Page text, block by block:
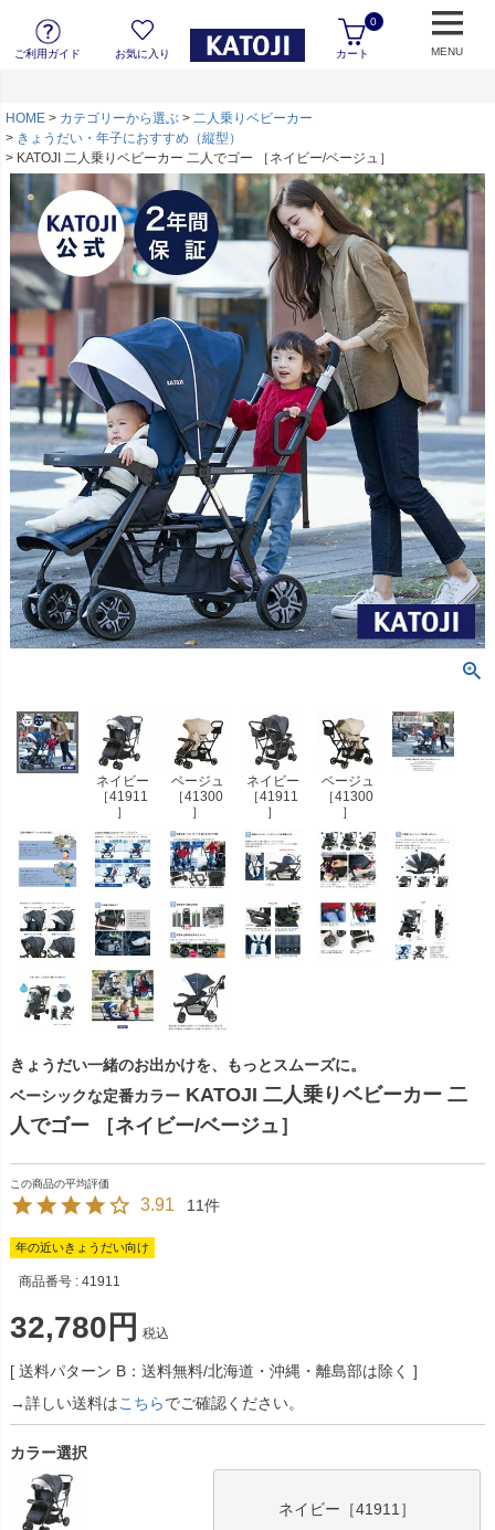
ご利用ガイド お気に入り カート
0
MENU
HOME カテゴリーから選ぶ
二人乗りベビーカー
きょうだい・年子におすすめ（縦型）
KATOJI 二人乗りベビーカー 二人でゴー ［ネイビー/ベージュ］
ネイビー
［41911
］
ベージュ
［41300
］
ネイビー
［41911
］
ベージュ
［41300
］
きょうだい一緒のお出かけを、もっとスムーズに。
ベーシックな定番カラー KATOJI 二人乗りベビーカー 二
人でゴー ［ネイビー/ベージュ］
3.91 11
年の近いきょうだい向け
商品番号 41911
32,780 税込
送料パターン B：送料無料/北海道・沖縄・離島部は除く
→詳しい送料はこちらでご確認ください。
カラー選択
ネイビー［41911］